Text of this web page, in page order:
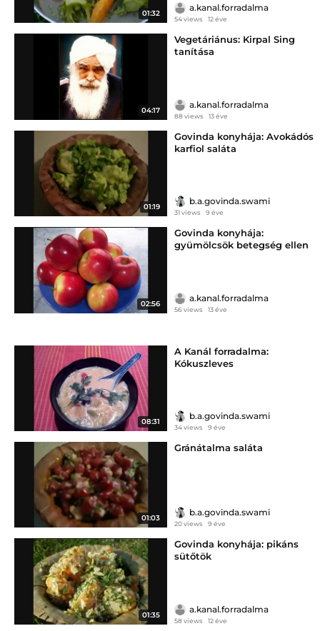
01:32
a.kanal.forradalma
54 views 12 éve
04:17
Vegetáriánus: Kirpal Sing
tanítása
a.kanal.forradalma
88 views 13 éve
01:19
Govinda konyhája: Avokádós
karfiol saláta
b.a.govinda.swami
31 views 9 éve
02:56
Govinda konyhája:
gyümölcsök betegség ellen
a.kanal.forradalma
56 views 13 éve
08:31
A Kanál forradalma:
Kókuszleves
b.a.govinda.swami
34 views 9 éve
01:03
Gránátalma saláta
b.a.govinda.swami
20 views 9 éve
01:35
Govinda konyhája: pikáns
sütőtök
a.kanal.forradalma
58 views 12 éve